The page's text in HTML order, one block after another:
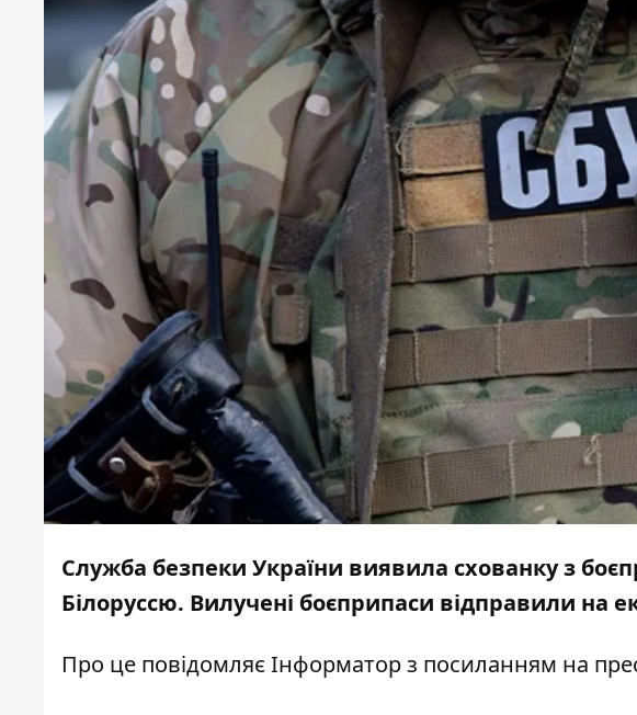
Служба безпеки України виявила схованку з
Білоруссю. Вилучені боєприпаси відправили на
Про це повідомляє Інформаторз посиланням на